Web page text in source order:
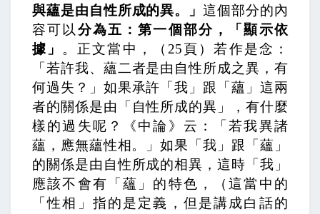
與蘊是由自性所成的異。」這個部分的內
容可以 分為五：第一個部分，「顯示依
據」 。正文當中， （ 25頁）若作是念：
「若許我、蘊二者是由自性所成之異，有
何過失？」 如果承許「我」跟「蘊」這兩
者的關係是由「自性所成的異」，有什麼
樣的過失呢？
《中論》云：「若我異諸
蘊，應無蘊性相。」如果「我」跟「蘊」
的關係是由自性所成的相異，這時「我」
應該不會有「蘊」的特色，（這當中的
「性相」指的是定義，但是講成白話的